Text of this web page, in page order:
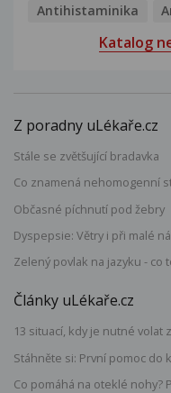
Antihistaminika
Katalog
Z poradny uLékaře.cz
Stále se zvětšující bradavka
Co znamená nehomogenní
Občasné píchnutí pod žebry
Dyspepsie: Větry i při malé
Zelený povlak na jazyku - co
Články uLékaře.cz
13 situací, kdy je nutné volat
Stáhněte si: První pomoc do
Co pomáhá na oteklé